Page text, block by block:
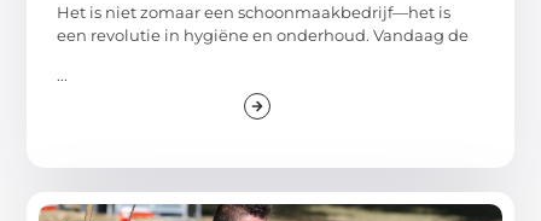
Het is niet zomaar een schoonmaakbedrijf—het is
een revolutie in hygiëne en onderhoud. Vandaag de
...